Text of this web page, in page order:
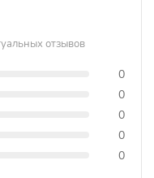
отзывов
0
0
0
0
0